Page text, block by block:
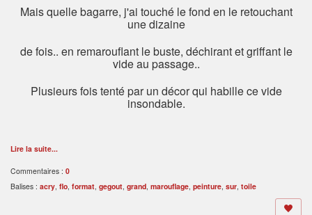
Mais quelle bagarre, j'ai touché le fond en le retouchant
une dizaine
de fois.. en remarouflant le buste, déchirant et griffant le
vide au passage..
Plusieurs fois tenté par un décor qui habille ce vide
insondable.
Lire la suite...
Commentaires : 0
Balises : acry, flo, format, gegout, grand, marouflage, peinture, sur, toile